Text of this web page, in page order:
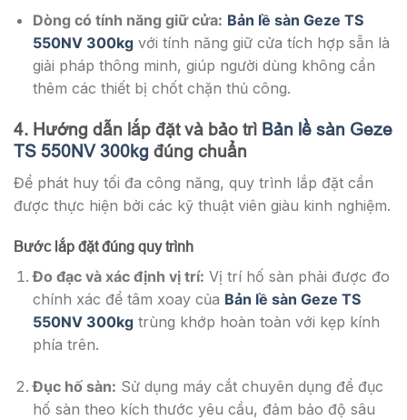
Dòng có tính năng giữ cửa: Bản lề sàn Geze TS
550NV 300kgvới tính năng giữ cửa tích hợp sẵn là
giải pháp thông minh, giúp người dùng không cần
thêm các thiết bị chốt chặn thủ công.
4. Hướng dẫn lắp đặt và bảo trì Bản lề sàn Geze
TS 550NV 300kg đúng chuẩn
Để phát huy tối đa công năng, quy trình lắp đặt cần
được thực hiện bởi các kỹ thuật viên giàu kinh nghiệm.
Bước lắp đặt đúng quy trình
Đo đạc và xác định vị trí: Vị trí hố sàn phải được đo
chính xác để tâm xoay của Bản lề sàn Geze TS
550NV 300kgtrùng khớp hoàn toàn với kẹp kính
phía trên.
Đục hố sàn: Sử dụng máy cắt chuyên dụng để đục
hố sàn theo kích thước yêu cầu, đảm bảo độ sâu